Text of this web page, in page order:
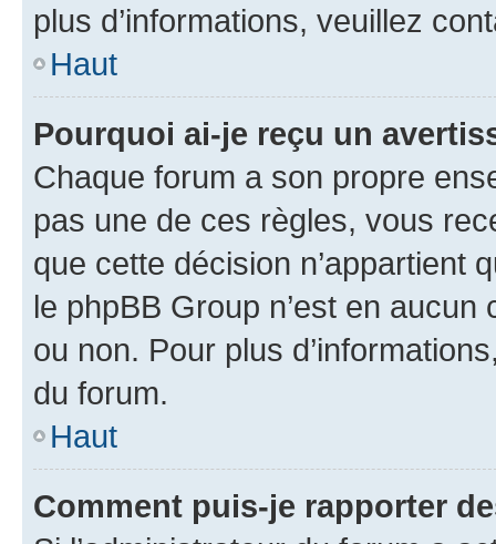
plus d’informations, veuillez
Haut
Pourquoi ai-je reçu un
Chaque forum a son propre
pas une de ces règles, vous
que cette décision n’appartient
le phpBB Group n’est en
ou non. Pour plus
du forum.
Haut
Comment puis-je rapporter